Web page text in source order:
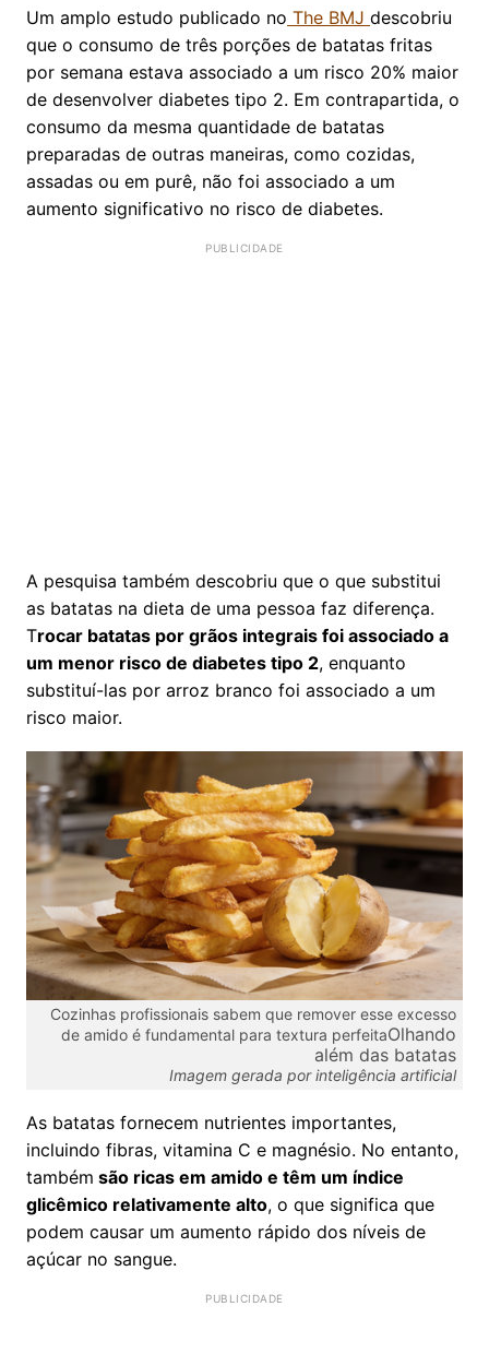
Um amplo estudo publicado no The BMJ descobriu
que o consumo de três porções de batatas fritas
por semana estava associado a um risco 20% maior
de desenvolver diabetes tipo 2. Em contrapartida, o
consumo da mesma quantidade de batatas
preparadas de outras maneiras, como cozidas,
assadas ou em purê, não foi associado a um
aumento significativo no risco de diabetes.
A pesquisa também descobriu que o que substitui
as batatas na dieta de uma pessoa faz diferença.
Trocar batatas por grãos integrais foi associado a
um menor risco de diabetes tipo 2, enquanto
substituí-las por arroz branco foi associado a um
risco maior.
Cozinhas profissionais sabem que remover esse excesso
de amido é fundamental para textura perfeitaOlhando
além das batatas
Imagem gerada por inteligência artificial
As batatas fornecem nutrientes importantes,
incluindo fibras, vitamina C e magnésio. No entanto,
também são ricas em amido e têm um índice
glicêmico relativamente alto, o que significa que
podem causar um aumento rápido dos níveis de
açúcar no sangue.